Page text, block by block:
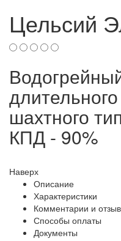
Цельсий
шахтного
КПД - 90%
Наверх
Описание
Характеристики
Комментарии и
Способы оплаты
Документы